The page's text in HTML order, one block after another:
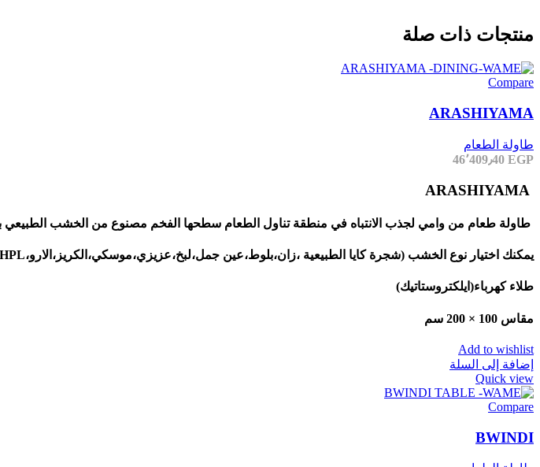
منتجات ذات صلة
Compare
ARASHIYAMA
طاولة الطعام
46٬409٫40 EGP
طاولة طعام من وامي لجذب الانتباه في منطقة تناول الطعام سطحها الفخم مصنوع من الخشب الطبيعي
يمكنك اختيار نوع الخشب (شجرة كايا الطبيعية ،زان،بلوط،عين جمل،لبخ،عزيزي،موسكي،الكريز،الارو،HPL، خشب الساج ، شجرة الجوز )
طلاء كهرباء(ايلكتروستاتيك)
مقاس 100 × 200 سم
Add to wishlist
إضافة إلى السلة
Quick view
Compare
BWINDI